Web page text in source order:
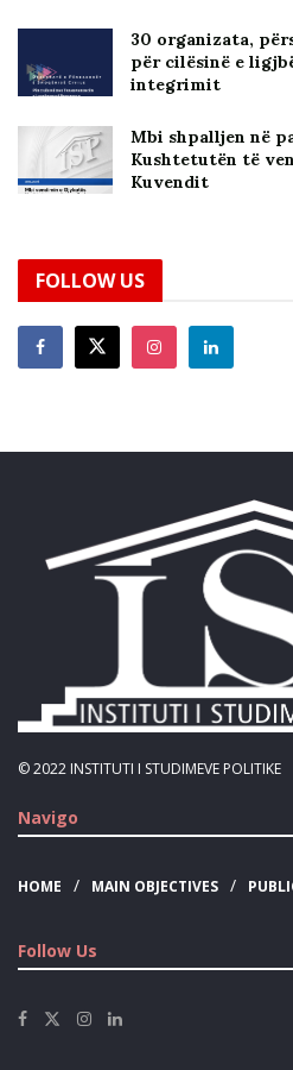
30 organizata,
për cilësinë e
integrimit
Mbi shpalljen në
Kushtetutën të
Kuvendit
FOLLOW US
© 2022 INSTITUTI I STUDIMEVE POLITIKE
Navigo
HOME MAIN OBJECTIVES
Follow Us